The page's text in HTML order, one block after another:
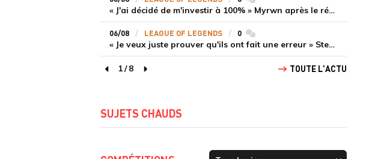
« J'ai décidé de m'investir à 100% » Myrwn après le réveil de Movistar KOI face à Fnatic
06/08 LEAGUE OF LEGENDS 0commentaires
« Je veux juste prouver qu'ils ont fait une erreur » Stend se confie sur son mercato chaotique et ses ambitions avec Shifters
page précédente
1/8
page suivante
TOUTE L'ACTU
SUJETS CHAUDS